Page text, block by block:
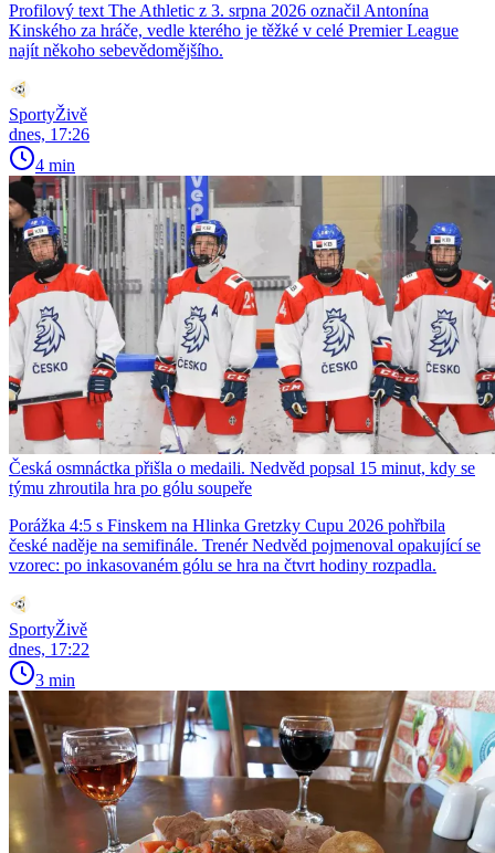
Profilový text The Athletic z 3. srpna 2026 označil Antonína
Kinského za hráče, vedle kterého je těžké v celé Premier League
najít někoho sebevědomějšího.
SportyŽivě
dnes, 17:26
4 min
Česká osmnáctka přišla o medaili. Nedvěd popsal 15 minut, kdy se
týmu zhroutila hra po gólu soupeře
Porážka 4:5 s Finskem na Hlinka Gretzky Cupu 2026 pohřbila
české naděje na semifinále. Trenér Nedvěd pojmenoval opakující se
vzorec: po inkasovaném gólu se hra na čtvrt hodiny rozpadla.
SportyŽivě
dnes, 17:22
3 min